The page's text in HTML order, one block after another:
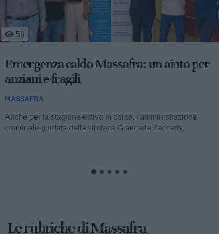
3 102
Rotaract Massafra: Luca Damiano Araco
è il nuovo presidente
MASSAFRA
Nella giornata di sabato 1° agosto, si è svolta la tradizionale
cerimonia del Passaggio delle Consegne, durante la quale
Le rubriche di Massafra